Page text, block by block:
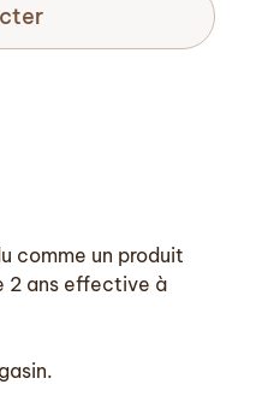
comme un produit
2 ans effective à